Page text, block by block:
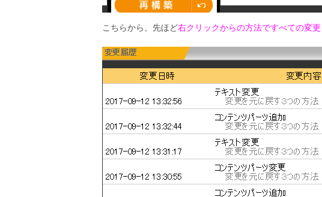
こちらから、先ほど右クリックからの方法ですべての変